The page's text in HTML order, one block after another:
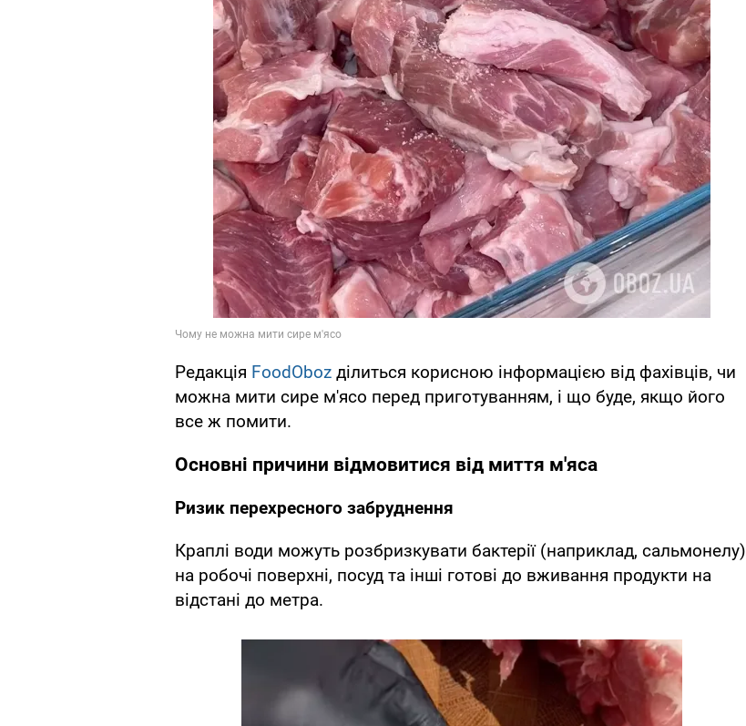
Редакція FoodOboz ділиться корисною інформацією від фахівців, чи
можна мити сире м'ясо перед приготуванням, і що буде, якщо його
все ж помити.
Основні причини відмовитися від миття м'яса
Ризик перехресного забруднення
Краплі води можуть розбризкувати бактерії (наприклад, сальмонелу)
на робочі поверхні, посуд та інші готові до вживання продукти на
відстані до метра.